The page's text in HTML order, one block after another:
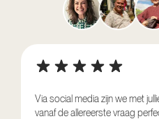
Via social media zijn we met
vanaf de allereerste vraag